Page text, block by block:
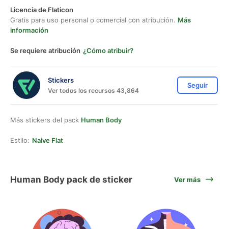
Licencia de Flaticon
Gratis para uso personal o comercial con atribución. Más
información
Se requiere atribución ¿Cómo atribuir?
Stickers
Ver todos los recursos 43,864
Seguir
Más stickers del pack Human Body
Estilo: Naive Flat
Human Body pack de sticker Ver más